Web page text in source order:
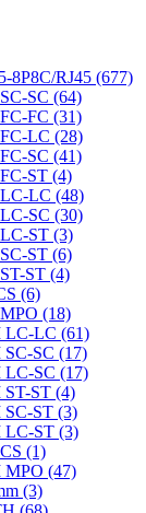
8P8C/RJ45 (677)
SC (64)
FC (31)
LC (28)
SC (41)
ST (4)
LC (48)
SC (30)
ST (3)
ST (6)
ST (4)
(6)
(18)
LC-LC (61)
SC (17)
LC-SC (17)
ST-ST (4)
SC-ST (3)
LC-ST (3)
(1)
MPO (47)
(3)